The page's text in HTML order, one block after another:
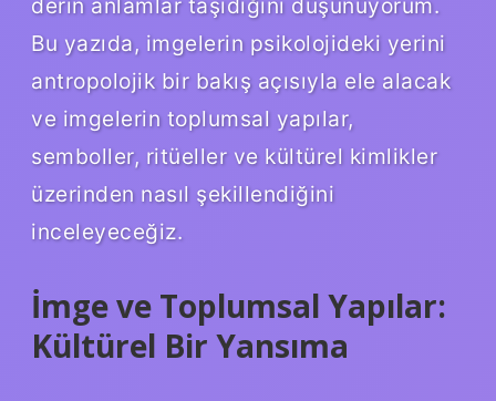
Bu yazıda, imgelerin psikolojideki yerini
antropolojik bir bakış açısıyla ele alacak
ve imgelerin toplumsal yapılar,
semboller, ritüeller ve kültürel kimlikler
üzerinden nasıl şekillendiğini
inceleyeceğiz.
İmge ve Toplumsal Yapılar:
Kültürel Bir Yansıma